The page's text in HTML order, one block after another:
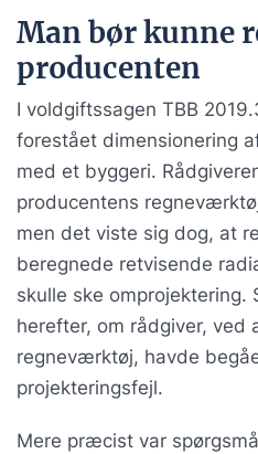
Man bør kunne
producenten
I voldgiftssagen TBB
forestået dimensionering
med et byggeri.
producentens
men det viste sig dog, at
beregnede retvisende
skulle ske omprojektering.
herefter, om rådgiver, ved
regneværktøj, havde
projekteringsfejl.
Mere præcist var